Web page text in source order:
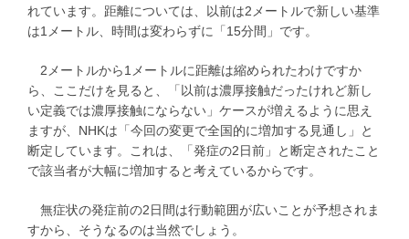
れています。距離については、以前は2メートルで新しい基準
は1メートル、時間は変わらずに「15分間」です。
2メートルから1メートルに距離は縮められたわけですか
ら、ここだけを見ると、「以前は濃厚接触だったけれど新し
い定義では濃厚接触にならない」ケースが増えるように思え
ますが、NHKは「今回の変更で全国的に増加する見通し」と
断定しています。これは、「発症の2日前」と断定されたこと
で該当者が大幅に増加すると考えているからです。
無症状の発症前の2日間は行動範囲が広いことが予想されま
すから、そうなるのは当然でしょう。